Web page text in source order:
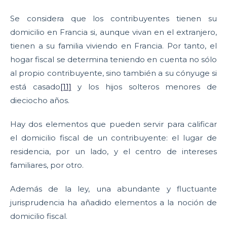
Se considera que los contribuyentes tienen su
domicilio en Francia si, aunque vivan en el extranjero,
tienen a su familia viviendo en Francia. Por tanto, el
hogar fiscal se determina teniendo en cuenta no sólo
al propio contribuyente, sino también a su cónyuge si
está casado[11] y los hijos solteros menores de
dieciocho años.
Hay dos elementos que pueden servir para calificar
el domicilio fiscal de un contribuyente: el lugar de
residencia, por un lado, y el centro de intereses
familiares, por otro.
Además de la ley, una abundante y fluctuante
jurisprudencia ha añadido elementos a la noción de
domicilio fiscal.